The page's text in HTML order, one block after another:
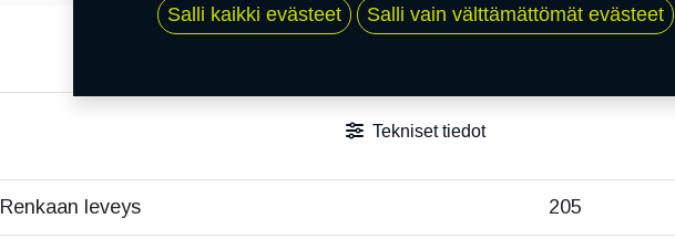
Tekniset tiedot
Renkaan leveys 205
Salli kaikki evästeet Salli vain välttämättömät evästeet